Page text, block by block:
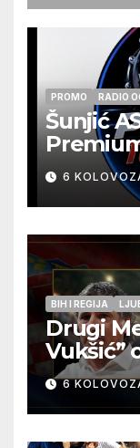
PROMO RADIO
Šunjić
na
6
BIH I REGIJA
Drugi
Vukšić”
12.
6